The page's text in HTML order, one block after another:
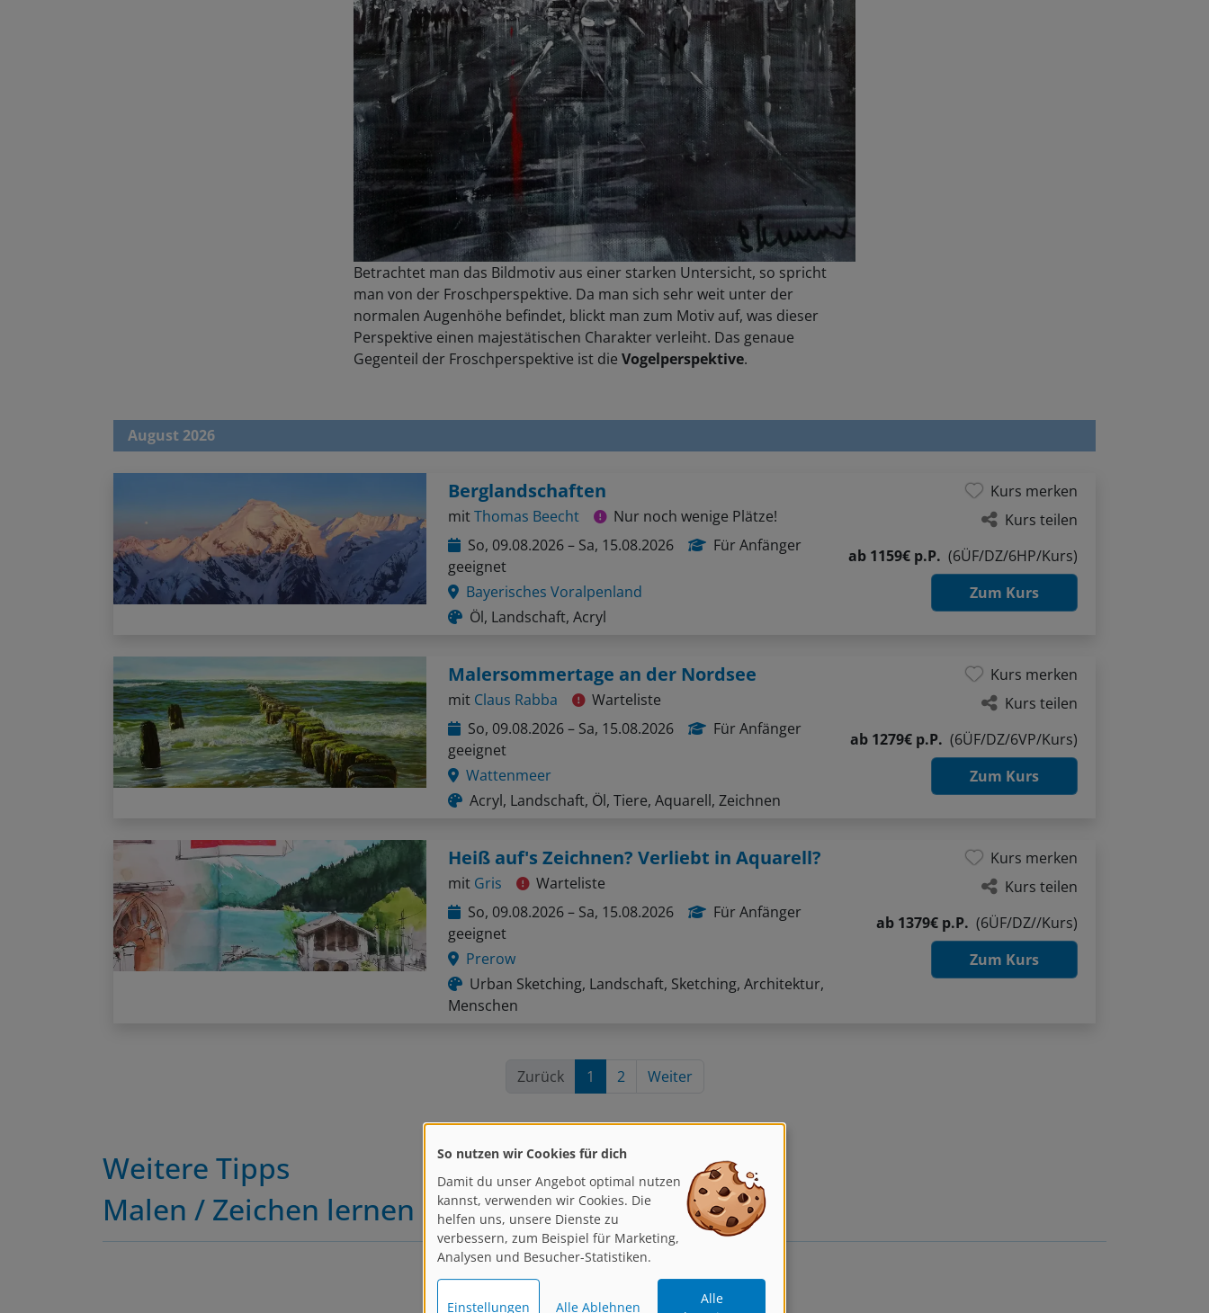
Betrachtet man das Bildmotiv aus einer starken Untersicht, so spricht
man von der Froschperspektive. Da man sich sehr weit unter der
normalen Augenhöhe befindet, blickt man zum Motiv auf, was dieser
Perspektive einen majestätischen Charakter verleiht. Das genaue
Gegenteil der Froschperspektive ist die Vogelperspektive
August 2026
Berglandschaften
mitThomas Beecht
Nur noch wenige Plätze!
So, 09.08.2026 – Sa, 15.08.2026
Für Anfänger
geeignet
Bayerisches Voralpenland
Öl, Landschaft, Acryl
Kurs merken
Kurs teilen
ab 1159€ p.P. (6ÜF/DZ/6HP/Kurs)
Zum Kurs
Malersommertage an der Nordsee
mit Claus Rabba
Warteliste
So, 09.08.2026 – Sa, 15.08.2026
Für Anfänger
geeignet
Wattenmeer
Acryl, Landschaft, Öl, Tiere, Aquarell, Zeichnen
Kurs merken
Kurs teilen
ab 1279€ p.P. (6ÜF/DZ/6VP/Kurs)
Zum Kurs
Heiß auf's Zeichnen? Verliebt in Aquarell?
mit Gris
Warteliste
So, 09.08.2026 – Sa, 15.08.2026
Für Anfänger
geeignet
Prerow
Urban Sketching, Landschaft, Sketching, Architektur,
Menschen
Kurs merken
Kurs teilen
ab 1379€ p.P. (6ÜF/DZ//Kurs)
Zum Kurs
Zurück 1 2 Weiter
Weitere Tipps
Malen / Zeichen lernen
So nutzen wir Cookies für dich
Damit du unser Angebot optimal nutzen
kannst, verwenden wir Cookies. Die
helfen uns, unsere Dienste zu
verbessern, zum Beispiel für Marketing,
Analysen und Besucher-Statistiken.
Einstellungen Alle Ablehnen
Alle